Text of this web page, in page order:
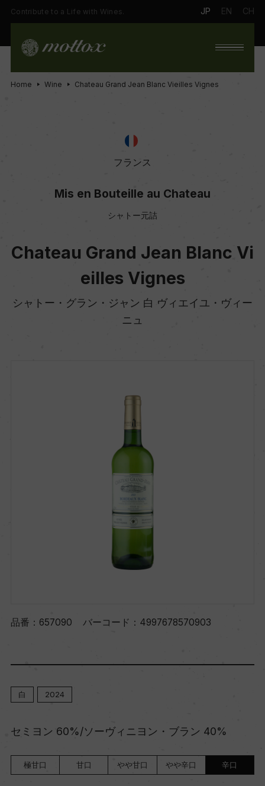
Contribute to a Life with Wines. JP EN CH
Home Wine Chateau Grand Jean Blanc Vieilles Vignes
フランス
Mis en Bouteille au Chateau
シャトー元詰
Chateau Grand Jean Blanc Vi
eilles Vignes
シャトー・グラン・ジャン 白 ヴィエイユ・ヴィー
ニュ
品番： 657090 バーコード： 4997678570903
白 2024
セミヨン 60%/ソーヴィニヨン・ブラン 40%
極甘口 甘口 やや甘口 やや辛口 辛口